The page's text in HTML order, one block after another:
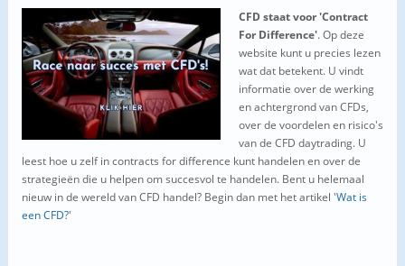
Contact
CFD staat voor 'Contract
For Difference'. Op deze
website kunt u precies lezen
wat dat betekent. U vindt
informatie over de werking
en achtergrond van CFDs,
over de voordelen en risico's
van de CFD daytrading. U
leest hoe u zelf in contracts for difference kunt handelen en over de
strategieën die u helpen om succesvol te handelen. Bent u helemaal
nieuw in de wereld van CFD handel? Begin dan met het artikel 'Wat is
een CFD?'